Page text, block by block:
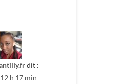
dit :
h 17 min